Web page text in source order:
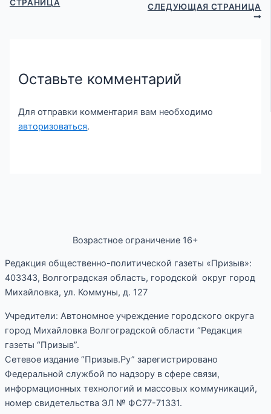
СТРАНИЦА
СЛЕДУЮЩАЯ СТРАНИЦА
Оставьте комментарий
Для отправки комментария вам необходимо
авторизоваться.
Возрастное ограничение 16+
Редакция общественно-политической газеты «Призыв»:
403343, Волгоградская область, городской округ город
Михайловка, ул. Коммуны, д. 127
Учредители: Автономное учреждение городского округа
город Михайловка Волгоградской области “Редакция
газеты “Призыв”.
Сетевое издание “Призыв.Ру” зарегистрировано
Федеральной службой по надзору в сфере связи,
информационных технологий и массовых коммуникаций,
номер свидетельства ЭЛ № ФС77-71331.